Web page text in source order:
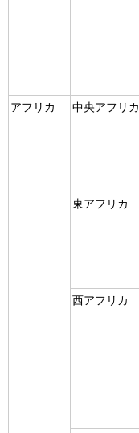
アフリカ
中央アフリカ
東アフリカ
西アフリカ